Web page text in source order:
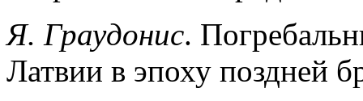
Я. Граудонис.
Латвии в эпоху поздней